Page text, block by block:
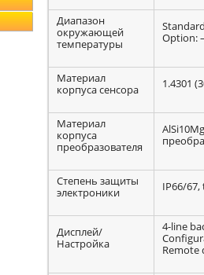
Диапазон
окружающей
температуры
Option:
Материал
корпуса сенсора
1.4301
Материал
корпуса
преобразователя
Степень защиты
электроники
IP66/
Дисплей/
Настройка
4-line
Remote